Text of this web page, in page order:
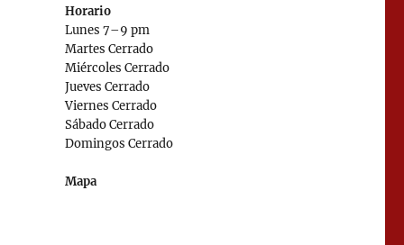
Horario
Lunes 7–9 pm
Martes Cerrado
Miércoles Cerrado
Jueves Cerrado
Viernes Cerrado
Sábado Cerrado
Domingos Cerrado
Mapa